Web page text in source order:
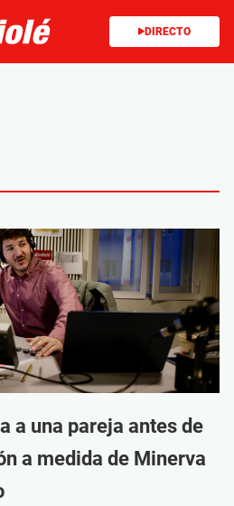
DIRECTO
a una pareja antes de
a medida de Minerva